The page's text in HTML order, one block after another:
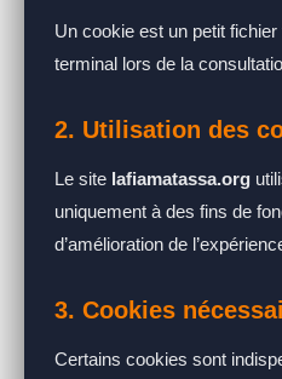
Un cookie est un petit
terminal lors de la
2. Utilisation des
Le site lafiamatassa.org
uniquement à des fins de
d’amélioration de
3. Cookies
Certains cookies sont